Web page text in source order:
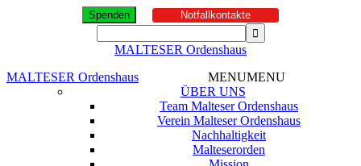
Spenden Notfallkontakte
MALTESER Ordenshaus
MALTESER Ordenshaus
MENUMENU
ÜBER UNS
Team Malteser Ordenshaus
Verein Malteser Ordenshaus
Nachhaltigkeit
Malteserorden